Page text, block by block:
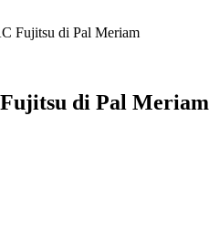
Fujitsu di Pal Meriam
di Pal Meriam